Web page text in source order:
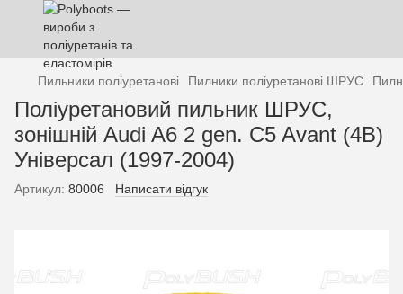
Пильники поліуретанові Пилники поліуретанові ШРУС
Поліуретановий пильник ШРУС,
зонішній Audi A6 2 gen. C5 Avant (4B)
Універсал (1997-2004)
Артикул: 80006 Написати відгук